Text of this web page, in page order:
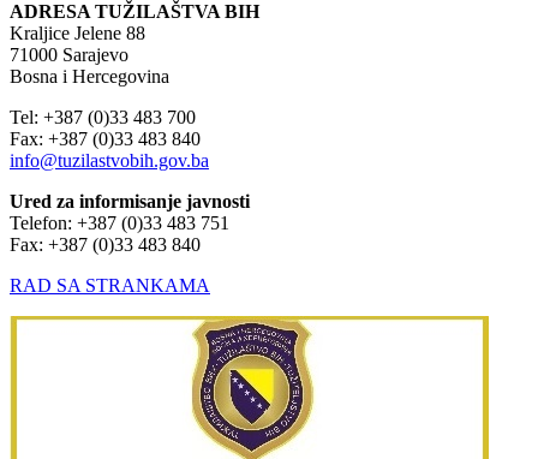
ADRESA TUŽILAŠTVA BIH
Kraljice Jelene 88
71000 Sarajevo
Bosna i Hercegovina
Tel: +387 (0)33 483 700
Fax: +387 (0)33 483 840
info@tuzilastvobih.gov.ba
Ured za informisanje javnosti
Telefon: +387 (0)33 483 751
Fax: +387 (0)33 483 840
RAD SA STRANKAMA